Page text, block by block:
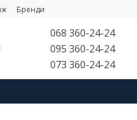
Бренди
068 360-24-24
095 360-24-24
073 360-24-24